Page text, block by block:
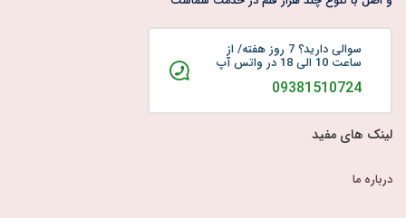
سوالی دارید؟ 7 روز هفته/ از
ساعت 10 الی 18 در واتس آپ
09381510724
لینک های مفید
درباره ما